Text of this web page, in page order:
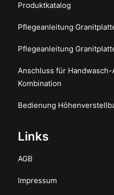
Produktkatalog
Pflegeanleitung
Pflegeanleitung
Anschluss für
Kombination
Bedienung
Links
AGB
Impressum